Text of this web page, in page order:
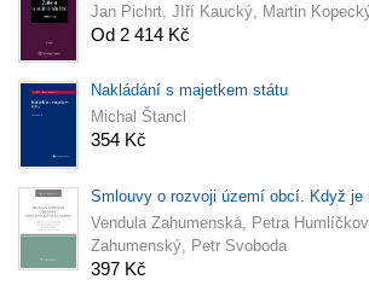
Jan Pichrt, JIří Kaucký, Martin
Od 2 414 Kč
Nakládání s majetkem státu
Michal Štancl
354 Kč
Smlouvy o rozvoji území obcí. Když je
Vendula Zahumenská, Petra
Zahumenský, Petr Svoboda
397 Kč